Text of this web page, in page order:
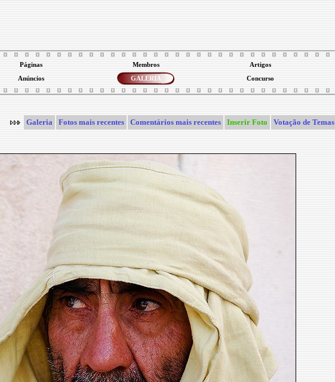
Páginas Membros Artigos
Anúncios GALERIA Concurso
Galeria
Fotos mais recentes Comentários mais recentes Inserir Foto Votação de Temas